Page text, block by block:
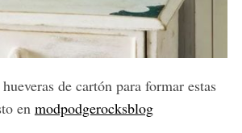
de cartón para formar estas
en modpodgerocksblog